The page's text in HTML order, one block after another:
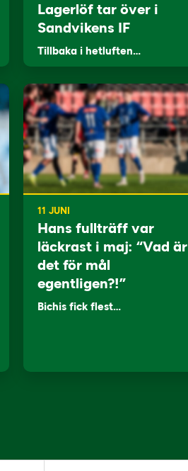
Lagerlöf tar över i
Sandvikens IF
Tillbaka i hetluften…
11 JUNI
Hans fullträff var
läckrast i maj: “Vad är
det för mål
egentligen?!”
Bichis fick flest…